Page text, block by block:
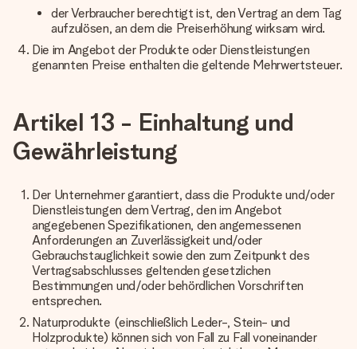
der Verbraucher berechtigt ist, den Vertrag an dem Tag
aufzulösen, an dem die Preiserhöhung wirksam wird.
Die im Angebot der Produkte oder Dienstleistungen
genannten Preise enthalten die geltende Mehrwertsteuer.
Artikel 13 - Einhaltung und
Gewährleistung
Der Unternehmer garantiert, dass die Produkte und/oder
Dienstleistungen dem Vertrag, den im Angebot
angegebenen Spezifikationen, den angemessenen
Anforderungen an Zuverlässigkeit und/oder
Gebrauchstauglichkeit sowie den zum Zeitpunkt des
Vertragsabschlusses geltenden gesetzlichen
Bestimmungen und/oder behördlichen Vorschriften
entsprechen.
Naturprodukte (einschließlich Leder-, Stein- und
Holzprodukte) können sich von Fall zu Fall voneinander